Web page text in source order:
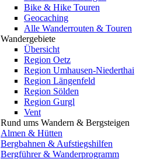
Bike & Hike Touren
Geocaching
Alle Wanderrouten & Touren
Wandergebiete
Übersicht
Region Oetz
Region Umhausen-Niederthai
Region Längenfeld
Region Sölden
Region Gurgl
Vent
Rund ums Wandern & Bergsteigen
Almen & Hütten
Bergbahnen & Aufstiegshilfen
Bergführer & Wanderprogramm